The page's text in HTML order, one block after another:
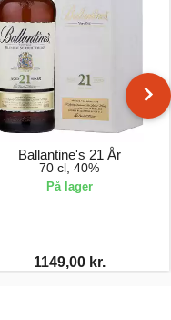
Ballantine's 21 År
70 cl, 40%
På lager
1149,00 kr.